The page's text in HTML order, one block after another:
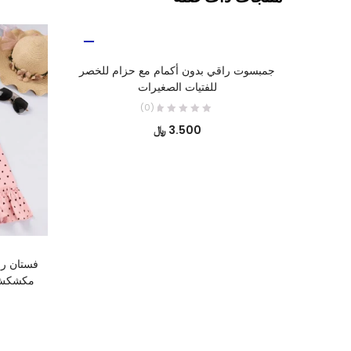
فستان
جمبسوت راقي بدون أكمام مع حزام للخصر
للفتيات الصغيرات
(0)
3.500 ﷼
تحديد أحد الخيارات